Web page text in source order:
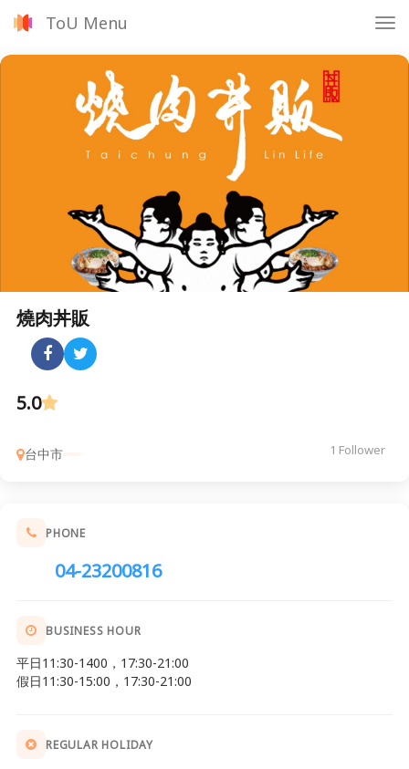
ToU Menu
燒肉丼販
5.0
台中市 1 Follower
PHONE
04-23200816
BUSINESS HOUR
平日11:30-1400，17:30-21:00
假日11:30-15:00，17:30-21:00
REGULAR HOLIDAY